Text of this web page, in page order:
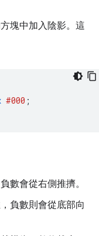
塊中加入陰影。這
#000 ;
數會從右側推擠。
負數則會從底部向